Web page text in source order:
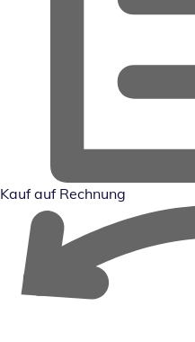
Kauf auf Rechnung